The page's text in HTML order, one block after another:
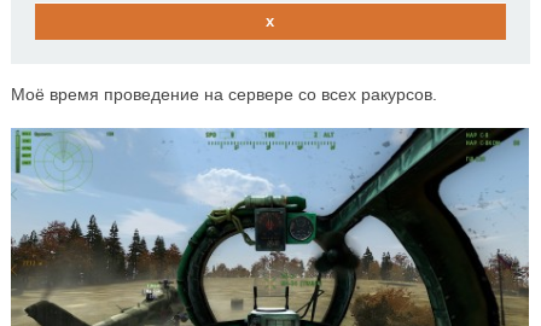
x
Моё время проведение на сервере со всех ракурсов.